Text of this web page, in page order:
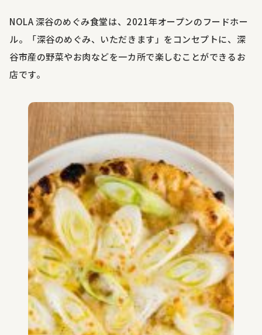
NOLA深谷のめぐみ食堂は、 2021年オープンのフードホー
ル。「深谷のめぐみ、いただきます」をコンセプトに、深
谷市産の野菜やお肉などを一カ所で楽しむことができるお
店です。